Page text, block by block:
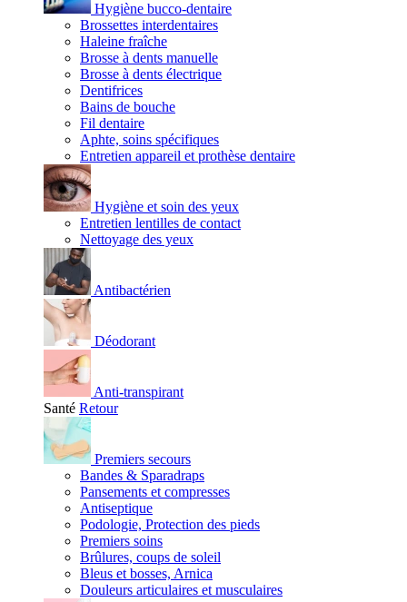
Hygiène bucco-dentaire
Brossettes interdentaires
Haleine fraîche
Brosse à dents manuelle
Brosse à dents électrique
Dentifrices
Bains de bouche
Fil dentaire
Aphte, soins spécifiques
Entretien appareil et prothèse dentaire
Hygiène et soin des yeux
Entretien lentilles de contact
Nettoyage des yeux
Antibactérien
Déodorant
Anti-transpirant
Santé Retour
Premiers secours
Bandes & Sparadraps
Pansements et compresses
Antiseptique
Podologie, Protection des pieds
Premiers soins
Brûlures, coups de soleil
Bleus et bosses, Arnica
Douleurs articulaires et musculaires